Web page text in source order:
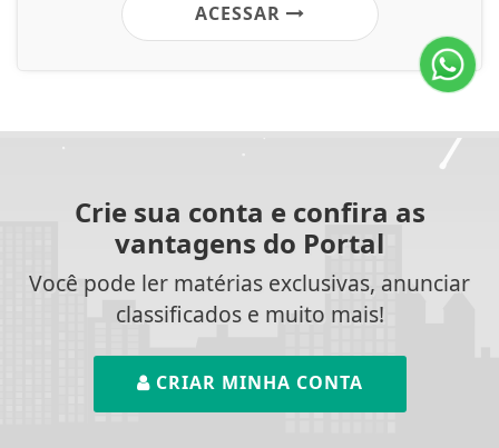
ACESSAR
Crie sua conta e confira as
vantagens do Portal
Você pode ler matérias exclusivas, anunciar
classificados e muito mais!
CRIAR MINHA CONTA